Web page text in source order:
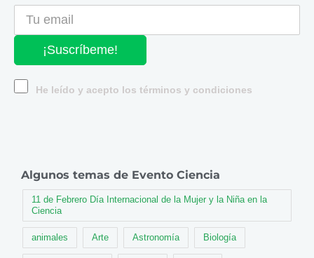
¡Suscríbeme!
He leído y acepto los términos y condiciones
Algunos temas de Evento Ciencia
11 de Febrero Día Internacional de la Mujer y la Niña en la
Ciencia
animales Arte Astronomía Biología